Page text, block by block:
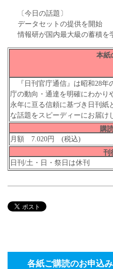
〔今日の話題〕
データセットの提供を開始
情報研が国内最大級の蓄積を
本紙
『日刊官庁通信』は昭和28年
庁の動向・通達を明確にわかり
永年に亘る信頼に基づき日刊紙
な話題をスピーディーにお届け
購
月額 7.020円 (税込)
刊
日刊/土・日・祭日は休刊
各紙ご購読のお申込